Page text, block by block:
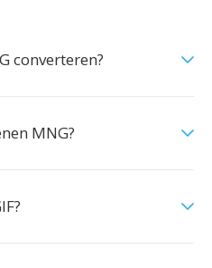
converteren?
MNG?